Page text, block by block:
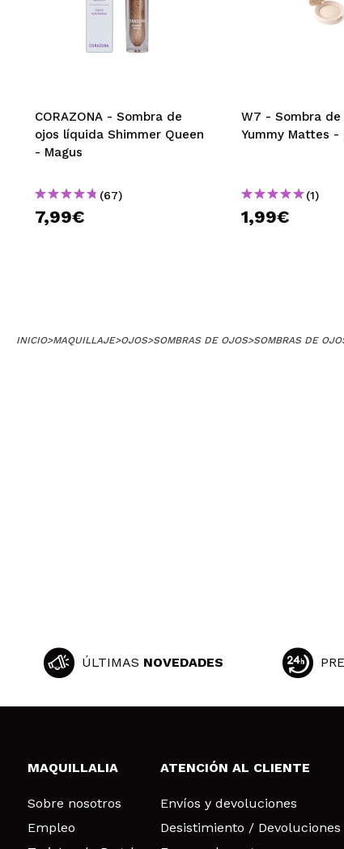
CORAZONA - Sombra de
ojos líquida Shimmer Queen
- Magus
(67)
7,99€
W7 - Sombra
Yummy Mattes -
(1)
1,99€
INICIO>MAQUILLAJE>OJOS>SOMBRAS DE OJOS>SOMBRAS DE
ÚLTIMAS NOVEDADES
MAQUILLALIA
Sobre nosotros
Empleo
ATENCIÓN AL CLIENTE
Envíos y devoluciones
Desistimiento / Devoluciones